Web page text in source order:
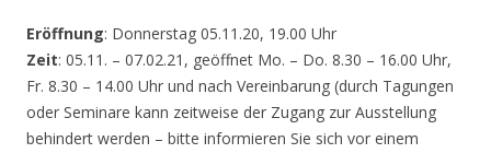
Eröffnung: Donnerstag 05.11.20, 19.00 Uhr
Zeit: 05.11. – 07.02.21, geöffnet Mo. – Do. 8.30 – 16.00 Uhr,
Fr. 8.30 – 14.00 Uhr und nach Vereinbarung (durch Tagungen
oder Seminare kann zeitweise der Zugang zur Ausstellung
behindert werden – bitte informieren Sie sich vor einem